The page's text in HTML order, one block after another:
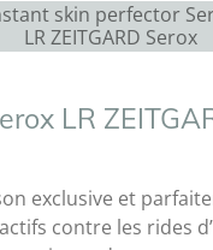
skin perfector
LR ZEITGARD Serox
LR
exclusive et
contre les rides